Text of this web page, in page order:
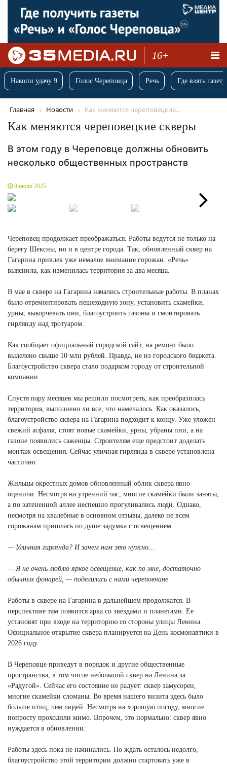
16+
Накопи удачу 9 Голос Череповца Речь Где взять
Главная Новости Как меняются череповецкие...
Как меняются череповецкие скверы
В этом году в Череповце должны обновить
несколько общественных пространств
8 июля 2025
Череповец продолжает преображаться. Работы ведутся не только на
берегу Шексны, но и в центре города. Так, обновленный сквер на
Гагарина привлек уже немалое внимание горожан. «Речь»
выяснила, как изменилась территория за два месяца.
В мае в сквере на Гагарина начались строительные работы. В планах
было отремонтировать пешеходную зону, установить скамейки,
урны, выкорчевать пни, благоустроить газоны и смонтировать
гирлянду над тротуаром.
Как сообщает официальный городской сайт, на ремонт было
выделено свыше 10 млн рублей. Правда, не из городского бюджета.
Благоустройство сквера стало подарком городу от строительной
компании.
Спустя пару месяцев мы решили посмотреть, как преобразилась
территория, выполнено ли все, что намечалось. Как оказалось,
благоустройство сквера на Гагарина подходит к концу. Уже уложен
свежий асфальт, стоят новые скамейки, урны, убраны пни, а на
газоне появились саженцы. Строителям еще предстоит доделать
монтаж освещения. Сейчас уличная гирлянда в сквере установлена
частично.
Жильцы окрестных домов обновленный облик сквера явно
оценили. Несмотря на утренний час, многие скамейки были заняты,
а по затененной аллее неспешно прогуливались люди. Однако,
несмотря на хвалебные в основном отзывы, далеко не всем
горожанам пришлась по душе задумка с освещением:
— Уличная гирлянда? И зачем нам это нужно…
— Я не очень люблю яркое освещение, как по мне, достаточно
обычных фонарей, — поделились с нами череповчане.
Работы в сквере на Гагарина в дальнейшем продолжатся. В
перспективе там появится арка со звездами и планетами. Ее
установят при входе на территорию со стороны улицы Ленина.
Официальное открытие сквера планируется на День космонавтики в
2026 году.
В Череповце приведут в порядок и другие общественные
пространства, в том числе небольшой сквер на Ленина за
«Радугой». Сейчас его состояние не радует: сквер замусорен,
многие скамейки сломаны. Во время нашего визита здесь было
больше птиц, чем людей. Несмотря на хорошую погоду, многие
попросту проходили мимо. Впрочем, это нормально: сквер явно
нуждается в обновлении.
Работы здесь пока не начинались. Но ждать осталось недолго,
благоустройство этой территории должно стартовать уже в